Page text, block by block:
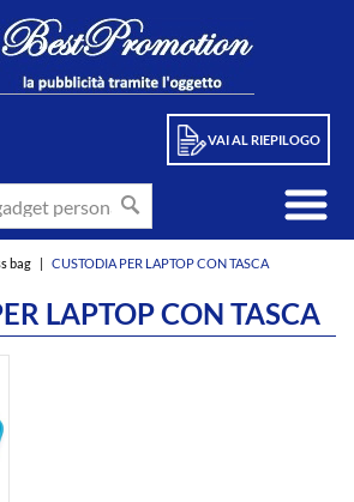
VAI AL RIEPILOGO
bag | CUSTODIA PER LAPTOP CON TASCA
LAPTOP CON TASCA